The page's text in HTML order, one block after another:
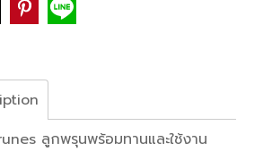
ลูกพรุนพร้อมทานและใช้งาน